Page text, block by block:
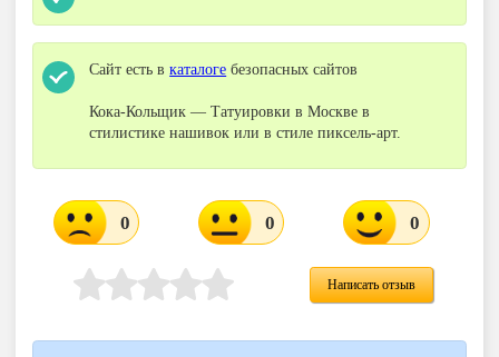
Сайт есть вкаталоге безопасных сайтов
Кока-Кольщик — Татуировки в Москве в
стилистике нашивок или в стиле пиксель-арт.
0 0 0
Написать отзыв